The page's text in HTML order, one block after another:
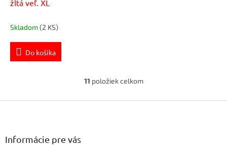
žltá veľ. XL
Skladom(2 KS)
Do košíka
O
l
11 položiek celkom
Informácie pre vás